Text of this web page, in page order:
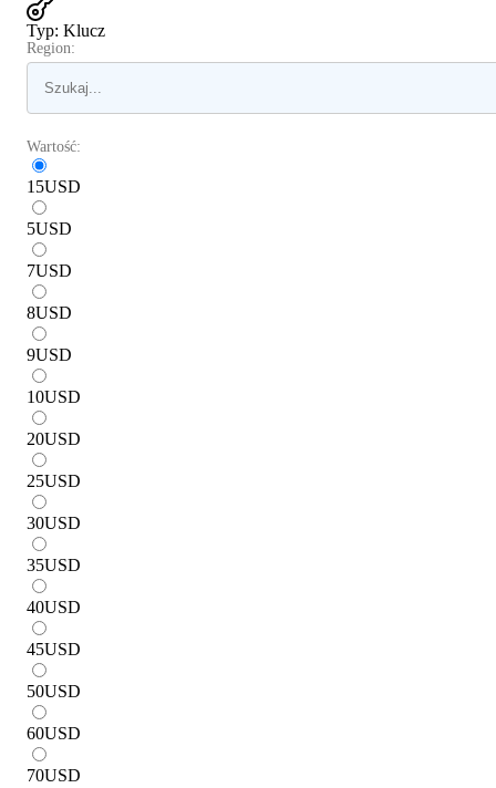
Typ: Klucz
Region:
Wartość:
15USD
5USD
7USD
8USD
9USD
10USD
20USD
25USD
30USD
35USD
40USD
45USD
50USD
60USD
70USD